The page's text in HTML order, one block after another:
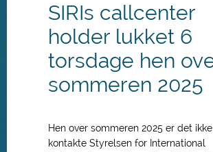
SIRIs callcenter
holder lukket 6
torsdage hen
sommeren 2025
Hen over sommeren 2025 er det
kontakte Styrelsen for International